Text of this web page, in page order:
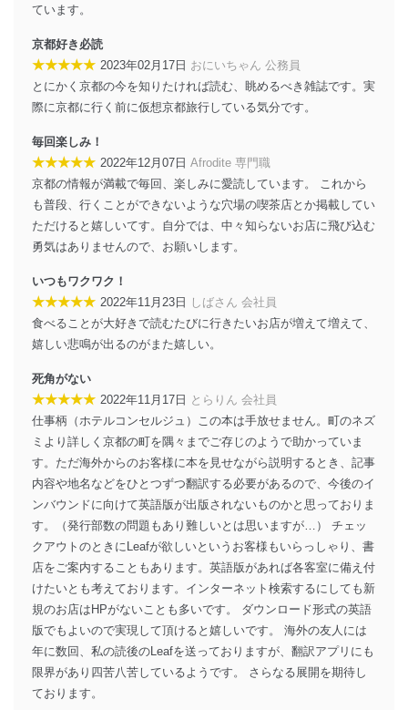
ています。
京都好き必読
★★★★★ 2023年02月17日 おにいちゃん 公務員
とにかく京都の今を知りたければ読む、眺めるべき雑誌です。実
際に京都に行く前に仮想京都旅行している気分です。
毎回楽しみ！
★★★★★ 2022年12月07日 Afrodite 専門職
京都の情報が満載で毎回、楽しみに愛読しています。 これから
も普段、行くことができないような穴場の喫茶店とか掲載してい
ただけると嬉しいてす。自分では、中々知らないお店に飛び込む
勇気はありませんので、お願いします。
いつもワクワク！
★★★★★ 2022年11月23日
しばさん 会社員
食べることが大好きで読むたびに行きたいお店が増えて増えて、
嬉しい悲鳴が出るのがまた嬉しい。
死角がない
★★★★★ 2022年11月17日 とらりん 会社員
仕事柄（ホテルコンセルジュ）この本は手放せません。町のネズ
ミより詳しく京都の町を隅々までご存じのようで助かっていま
す。ただ海外からのお客様に本を見せながら説明するとき、記事
内容や地名などをひとつずつ翻訳する必要があるので、今後のイ
ンバウンドに向けて英語版が出版されないものかと思っておりま
す。（発行部数の問題もあり難しいとは思いますが…） チェッ
クアウトのときにLeafが欲しいというお客様もいらっしゃり、書
店をご案内することもあります。英語版があれば各客室に備え付
けたいとも考えております。インターネット検索するにしても新
規のお店はHPがないことも多いです。 ダウンロード形式の英語
版でもよいので実現して頂けると嬉しいです。 海外の友人には
年に数回、私の読後のLeafを送っておりますが、翻訳アプリにも
限界があり四苦八苦しているようです。 さらなる展開を期待し
ております。